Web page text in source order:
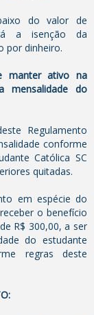
do valor de
a isenção da
por dinheiro.
manter ativo na
mensalidade do
Regulamento
conforme
Católica SC
quitadas.
em espécie do
o benefício
R$ 300,00, a ser
do estudante
regras deste